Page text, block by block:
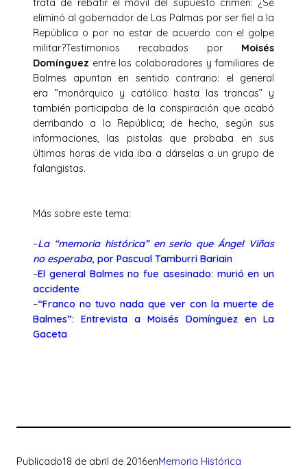
trata de rebatir el móvil del supuesto crimen: ¿Se
eliminó al gobernador de Las Palmas por ser fiel a la
República o por no estar de acuerdo con el golpe
militar?Testimonios recabados por Moisés
Domínguez entre los colaboradores y familiares de
Balmes apuntan en sentido contrario: el general
era “monárquico y católico hasta las trancas” y
también participaba de la conspiración que acabó
derribando a la República; de hecho, según sus
informaciones, las pistolas que probaba en sus
últimas horas de vida iba a dárselas a un grupo de
falangistas.
Más sobre este tema:
–La “memoria histórica” en serio que Ángel Viñas
no esperaba, por Pascual Tamburri Bariain
–El general Balmes no fue asesinado: murió en un
accidente
–“Franco no tuvo nada que ver con la muerte de
Balmes”: Entrevista a Moisés Domínguez en La
Gaceta
Publicado18 de abril de 2016enMemoria Histórica